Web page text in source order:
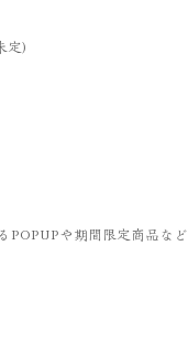
定)
POPUPや期間限定商品など